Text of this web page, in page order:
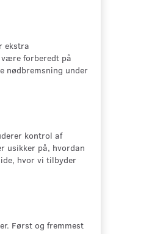
ekstra
forberedt på
nødbremsning under
kontrol af
usikker på, hvordan
hvor vi tilbyder
Først og fremmest